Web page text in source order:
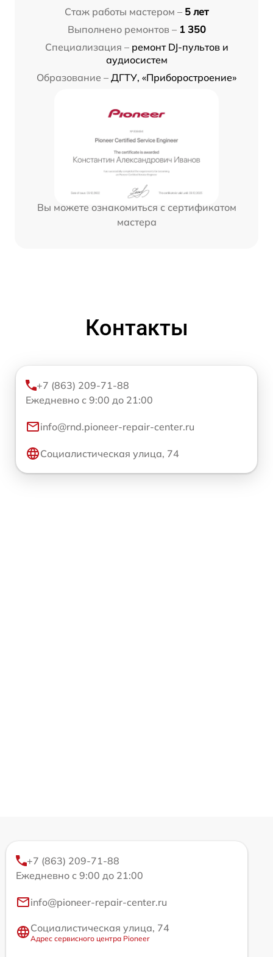
Стаж работы мастером – 5 лет
Выполнено ремонтов – 1 350
Специализация – ремонт DJ-пультов и
аудиосистем
Образование – ДГТУ, «Приборостроение»
Вы можете ознакомиться с сертификатом
мастера
Контакты
+7 (863) 209-71-88
Ежедневно с 9:00 до 21:00
info@rnd.pioneer-repair-center.ru
Социалистическая улица, 74
+7 (863) 209-71-88
Ежедневно с 9:00 до 21:00
info@pioneer-repair-center.ru
Социалистическая улица, 74
Адрес сервисного центра Pioneer